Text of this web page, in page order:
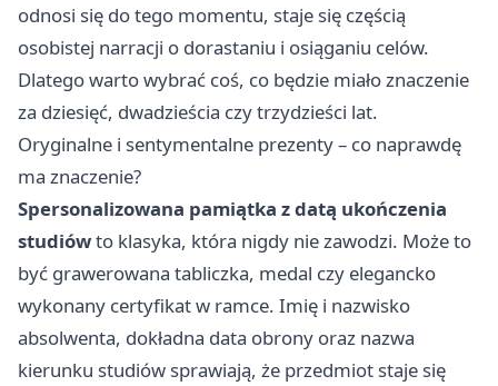
odnosi się do tego momentu, staje się częścią
osobistej narracji o dorastaniu i osiąganiu celów.
Dlatego warto wybrać coś, co będzie miało znaczenie
za dziesięć, dwadzieścia czy trzydzieści lat.
Oryginalne i sentymentalne prezenty – co naprawdę
ma znaczenie?
Spersonalizowana pamiątka z datą ukończenia
studiówto klasyka, która nigdy nie zawodzi. Może to
być grawerowana tabliczka, medal czy elegancko
wykonany certyfikat w ramce. Imię i nazwisko
absolwenta, dokładna data obrony oraz nazwa
kierunku studiów sprawiają, że przedmiot staje się